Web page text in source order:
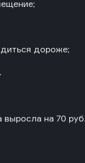
дороже;
выросла на 70